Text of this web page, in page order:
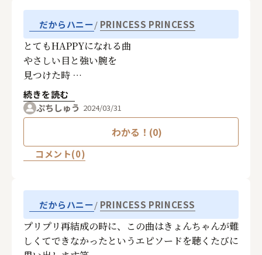
だからハニー PRINCESS PRINCESS
とてもHAPPYになれる曲
やさしい目と強い腕を
見つけた時
幸せになれた
続きを読む
ぷちしゅう 2024/03/31
わかる！(0)
コメント(0)
だからハニー PRINCESS PRINCESS
プリプリ再結成の時に、この曲はきょんちゃんが難
しくてできなかったというエピソードを聴くたびに